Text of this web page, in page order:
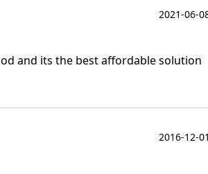
2021-06-
and its the best affordable solution
2016-12-01